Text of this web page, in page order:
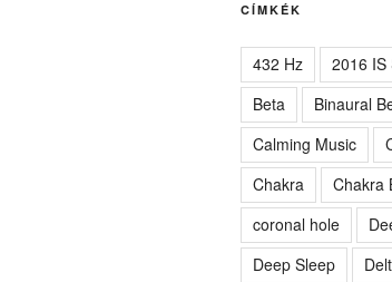
CÍMKÉK
432 Hz 2016 IS
Beta
Binaural
Calming Music
Chakra
Chakra
coronal hole
Deep Sleep